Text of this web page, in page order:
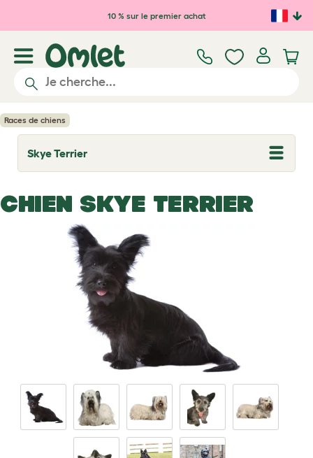
Passer au contenu principal
10 % sur le premier achat
Races de chiens
Skye Terrier
T
o
l
e
CHIEN SKYE TERRIER